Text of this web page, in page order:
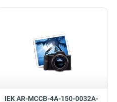
IEK AR-MCCB-4A-150-0032A-